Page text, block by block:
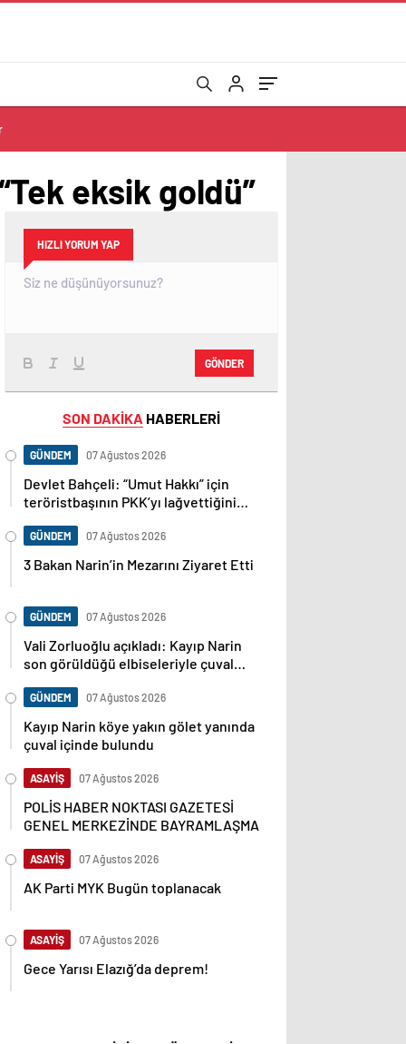
eksik goldü”
HIZLI YORUM YAP
GÖNDER
SON DAKİKA HABERLERİ
GÜNDEM 07 Ağustos 2026
Devlet Bahçeli: “Umut Hakkı” için
teröristbaşının PKK’yı lağvettiğini
GÜNDEM 07 Ağustos 2026
3 Bakan Narin’in Mezarını Ziyaret Etti
GÜNDEM 07 Ağustos 2026
Vali Zorluoğlu açıkladı: Kayıp Narin
son görüldüğü elbiseleriyle çuval
GÜNDEM 07 Ağustos 2026
Kayıp Narin köye yakın gölet yanında
çuval içinde bulundu
ASAYİŞ 07 Ağustos 2026
POLİS HABER NOKTASI GAZETESİ
GENEL MERKEZİNDE BAYRAMLAŞMA
ASAYİŞ 07 Ağustos 2026
AK Parti MYK Bugün toplanacak
ASAYİŞ 07 Ağustos 2026
Gece Yarısı Elazığ’da deprem!